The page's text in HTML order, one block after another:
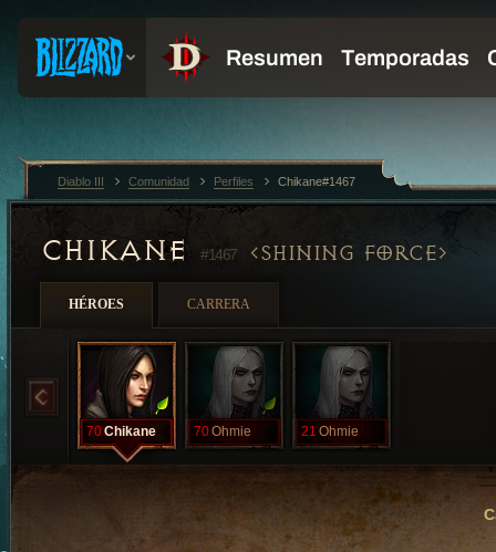
CHIKANE #1467 SHINING FORCE
HÉROES CARRERA
70Chikane 70Ohmie 21 Ohmie
Diablo III Comunidad Perfiles Chikane#1467